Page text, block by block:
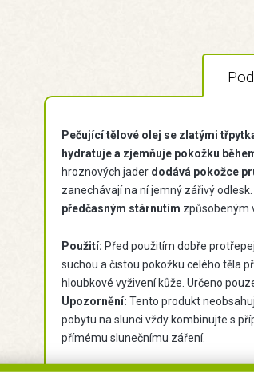
Pečující tělové olej se zlatými
hydratuje a zjemňuje pokožku
hroznových jaderdodává pokožce
zanechávají na ní jemný zářivý
předčasným stárnutím způsobeným
Použití: Před použitím dobře
suchou a čistou pokožku celého těla
hloubkové vyživení kůže. Určeno
Upozornění: Tento produkt
pobytu na slunci vždy kombinujte s
přímému slunečnímu záření.
Registrace a standardy EU: